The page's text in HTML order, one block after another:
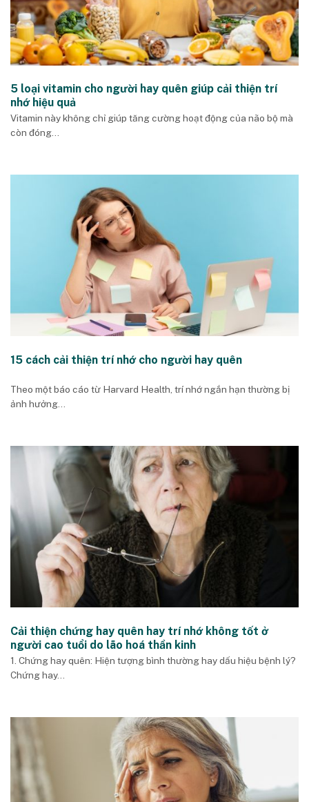
5 loại vitamin cho người hay quên giúp cải thiện trí
nhớ hiệu quả
Vitamin này không chỉ giúp tăng cường hoạt động của não bộ mà
còn đóng...
15 cách cải thiện trí nhớ cho người hay quên
Theo một báo cáo từ Harvard Health, trí nhớ ngắn hạn thường bị
ảnh hưởng...
Cải thiện chứng hay quên hay trí nhớ không tốt ở
người cao tuổi do lão hoá thần kinh
1. Chứng hay quên: Hiện tượng bình thường hay dấu hiệu bệnh lý?
Chứng hay...